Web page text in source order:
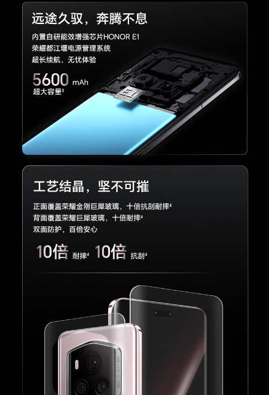
720P视频拍摄：30/60 FPS
4K夜景录像模式：24FPS
1080P夜景录像模式：24FPS
1080P慢动作视频：120/240FPS
视频录制格式包括H.264和HEVC
变焦范围最高可达0.5x-10x
广角主摄像头支持OIS视频防抖
长焦摄像头支持OIS视频防抖
超广角摄像头支持EIS视频防抖
支持视频美肤
支持音频变焦
支持蓝牙耳机收音
电影模式： HDR Vivid最高可达4K 30FPS，10bit
Magic-Log最高可达4K 60FPS
前置摄像头视频
4K视频拍摄：30FPS
1080P视频拍摄：30/60 FPS
视频录制格式包括H.264
支持两焦段变焦（0.8x/1x）
支持EIS视频防抖
支持多镜录像
支持音频聚焦
电子防抖、光学防抖
后置摄像头：鹰眼精彩抓拍、电影模式、多镜录
像、AI摄影、高像素模式、延时摄影、广角、大光
圈、夜景模式、超级微距、人像模式（含美肤）、
专业模式、慢动作、全景、滤镜、水印、笑脸抓
拍、声控拍照、定时拍摄、文档扫描、微电影
前置摄像头：人像模式、滤镜、笑脸抓拍、自拍镜
像、声控拍照、定时拍摄、手势拍照、夜景模式、
水印模式、高像素模式、多镜录像